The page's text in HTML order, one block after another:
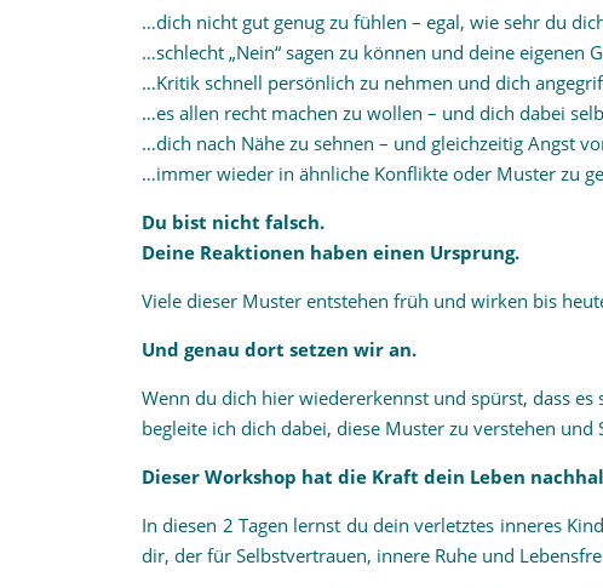
…dich nicht gut genug zu fühlen – egal, wie sehr du
…schlecht „Nein“ sagen zu können und deine eigenen
…Kritik schnell persönlich zu nehmen und dich
…es allen recht machen zu wollen – und dich dabei
…dich nach Nähe zu sehnen – und gleichzeitig Angst
…immer wieder in ähnliche Konflikte oder Muster zu
Du bist nicht falsch.
Deine Reaktionen haben einen Ursprung.
Viele dieser Muster entstehen früh und wirken bis
Und genau dort setzen wir an.
Wenn du dich hier wiedererkennst und spürst, dass es
begleite ich dich dabei, diese Muster zu verstehen
Dieser Workshop hat die Kraft dein Leben
In diesen 2 Tagen lernst du dein verletztes inneres
dir, der für Selbstvertrauen, innere Ruhe und